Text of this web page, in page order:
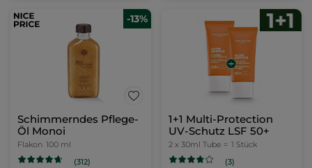
-13%
Schimmerndes Pflege-
Öl Monoi
Flakon 100 ml
(312)
1+1 Multi-Protection
UV-Schutz LSF 50+​
2 x 30ml Tube = 1 Stück
(3)